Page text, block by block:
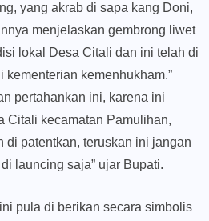
yang akrab di sapa kang Doni,
menjelaskan gembrong liwet
lokal Desa Citali dan ini telah di
kementerian kemenhukham.”
pertahankan ini, karena ini
Citali kecamatan Pamulihan,
di patentkan, teruskan ini jangan
launcing saja” ujar Bupati.
pula di berikan secara simbolis